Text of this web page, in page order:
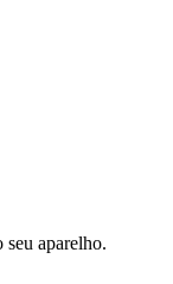
seu aparelho.